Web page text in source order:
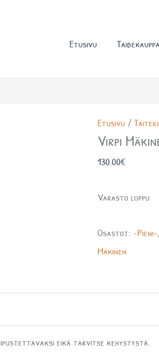
Etusivu Taidekauppa
Etusivu /
Virpi
130.00€
Varasto loppu
Osastot:-Pieni-
Mäkinen
eikä tarvitse kehystystä.